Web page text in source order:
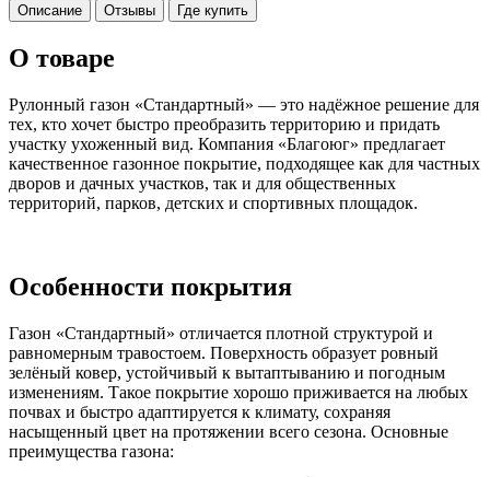
Описание Отзывы Где купить
О товаре
Рулонный газон «Стандартный» — это надёжное решение для
тех, кто хочет быстро преобразить территорию и придать
участку ухоженный вид. Компания «Благоюг» предлагает
качественное газонное покрытие, подходящее как для частных
дворов и дачных участков, так и для общественных
территорий, парков, детских и спортивных площадок.
Особенности покрытия
Газон «Стандартный» отличается плотной структурой и
равномерным травостоем. Поверхность образует ровный
зелёный ковер, устойчивый к вытаптыванию и погодным
изменениям. Такое покрытие хорошо приживается на любых
почвах и быстро адаптируется к климату, сохраняя
насыщенный цвет на протяжении всего сезона. Основные
преимущества газона: